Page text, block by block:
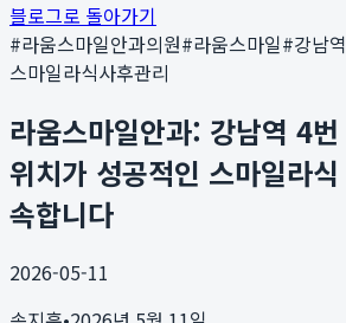
블로그로 돌아가기
#라움스마일안과의원#라움스마일#강남
스마일라식사후관리
라움스마일안과: 강남역 4
위치가 성공적인 스마일라
속합니다
2026-05-11